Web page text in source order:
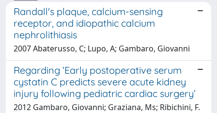
Randall's plaque, calcium-sensing
receptor, and idiopathic calcium
nephrolithiasis
2007 Abaterusso, C; Lupo, A; Gambaro, Giovanni
Regarding ‘Early postoperative serum
cystatin C predicts severe acute kidney
injury following pediatric cardiac surgery’
2012 Gambaro, Giovanni; Graziana, Ms; Ribichini, F.